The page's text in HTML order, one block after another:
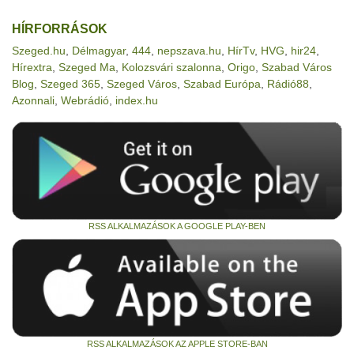
HÍRFORRÁSOK
Szeged.hu Délmagyar, 444 nepszava.hu HírTv, HVG hir24
Hírextra Szeged Ma Kolozsvári szalonna Origo Szabad Város
Blog Szeged 365 Szeged Város Szabad Európa Rádió88
Azonnali Webrádió index.hu
RSS ALKALMAZÁSOK A GOOGLE PLAY-BEN
RSS ALKALMAZÁSOK AZ APPLE STORE-BAN